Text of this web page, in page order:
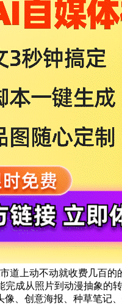
道上动不动就收费几百
成从照片到动漫抽象的
、创意海报、种草笔记